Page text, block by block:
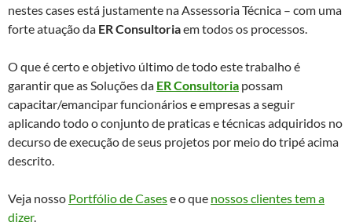
nestes cases está justamente na Assessoria Técnica – com uma
forte atuação da ER Consultoriaem todos os processos.
O que é certo e objetivo último de todo este trabalho é
garantir que as Soluções da ER Consultoria possam
capacitar/emancipar funcionários e empresas a seguir
aplicando todo o conjunto de praticas e técnicas adquiridos no
decurso de execução de seus projetos por meio do tripé acima
descrito.
Veja nosso Portfólio de Casese o que nossos clientes tem a
dizer.